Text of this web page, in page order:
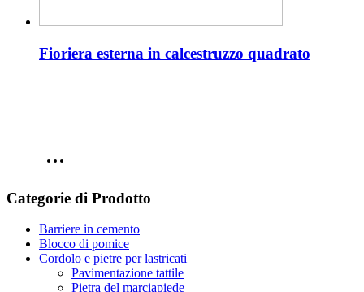
Fioriera esterna in calcestruzzo quadrato
Categorie di Prodotto
Barriere in cemento
Blocco di pomice
Cordolo e pietre per lastricati
Pavimentazione tattile
Pietra del marciapiede